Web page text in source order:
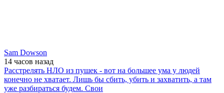
Sam Dowson
14 часов назад
Расстрелять НЛО из пушек - вот на большее ума у людей
конечно не хватает. Лишь бы сбить, убить и захватить, а там
уже разбираться будем. Свои